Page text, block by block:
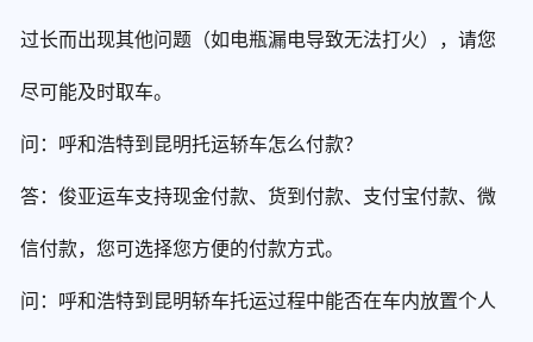
过长而出现其他问题（如电瓶漏电导致无法打火），请您
尽可能及时取车。
问：呼和浩特到昆明托运轿车怎么付款？
答：俊亚运车支持现金付款、货到付款、支付宝付款、微
信付款，您可选择您方便的付款方式。
问：呼和浩特到昆明轿车托运过程中能否在车内放置个人